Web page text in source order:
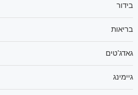
בידור
בריאות
גאדג'טים
גיימינג